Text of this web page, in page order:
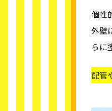
個性
外壁
らに
配管